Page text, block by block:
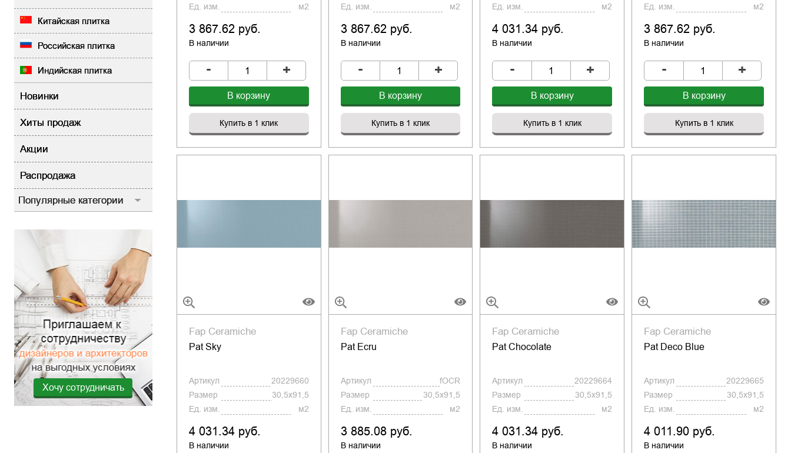
Китайская плитка
Российская плитка
Индийская плитка
Новинки
Хиты продаж
Акции
Распродажа
Популярные категории
Хочу сотрудничать
Ед. изм.
м2
3 867.62 руб.
В наличии
- +
В корзину
Купить в 1 клик
Ед. изм.
м2
3 867.62 руб.
В наличии
- +
В корзину
Купить в 1 клик
Ед. изм.
м2
4 031.34 руб.
В наличии
- +
В корзину
Купить в 1 клик
Ед. изм.
м2
3 867.62 руб.
В наличии
- +
В корзину
Купить в 1 клик
Fap Ceramiche
Pat Sky
Артикул
20229660
Размер
30,5x91,5
Ед. изм.
м2
4 031.34 руб.
В наличии
Fap Ceramiche
Pat Ecru
Артикул
fOCR
Размер
30,5x91,5
Ед. изм.
м2
3 885.08 руб.
В наличии
Fap Ceramiche
Pat Chocolate
Артикул
20229664
Размер
30,5x91,5
Ед. изм.
м2
4 031.34 руб.
В наличии
Fap Ceramiche
Pat Deco Blue
Артикул
20229665
Размер
30,5x91,5
Ед. изм.
м2
4 011.90 руб.
В наличии